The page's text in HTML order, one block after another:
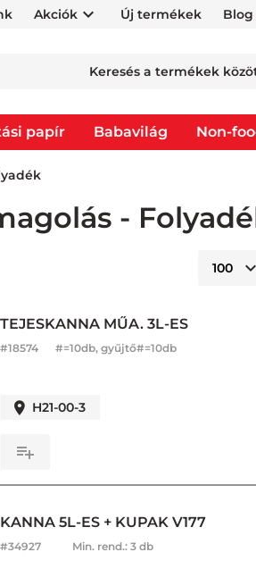
Akciók Új termékek Blog
papír Babavilág Non-
-
TEJESKANNA MŰA. 3L-ES
#18574 #=10db, gyűjtő#=10db
H21-00-3
KANNA 5L-ES + KUPAK V177
#34927 Min. rend.: 3 db